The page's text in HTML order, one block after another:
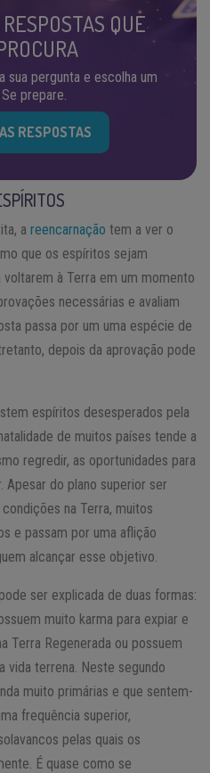
QUE
sua pergunta e escolha um
prepare.
RESPOSTAS
a reencarnação tem a ver o
que os espíritos sejam
à Terra em um momento
necessárias e avaliam
passa por um uma espécie de
depois da aprovação pode
espíritos desesperados pela
de muitos países tende a
regredir, as oportunidades para
Apesar do plano superior ser
na Terra, muitos
e passam por uma aflição
alcançar esse objetivo.
ser explicada de duas formas:
muito karma para expiar e
Terra Regenerada ou possuem
vida terrena. Neste segundo
muito primárias e que sentem-
frequência superior,
pelas quais os
É quase como se